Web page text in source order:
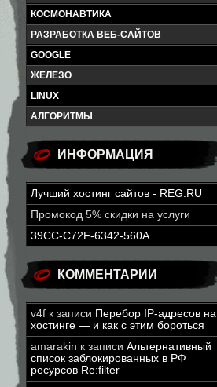
КОСМОНАВТИКА
РАЗРАБОТКА ВЕБ-САЙТОВ
GOOGLE
ЖЕЛЕЗО
LINUX
АЛГОРИТМЫ
ИНФОРМАЦИЯ
Лучший хостинг сайтов - REG.RU
Промокод 5% скидки на услуги
39CC-C72F-6342-560A
КОММЕНТАРИИ
v4f к записи Перебор IP-адресов на
хостинге — и как с этим бороться
amarakin к записи Альтернативный
список заблокированных в РФ
ресурсов Re:filter